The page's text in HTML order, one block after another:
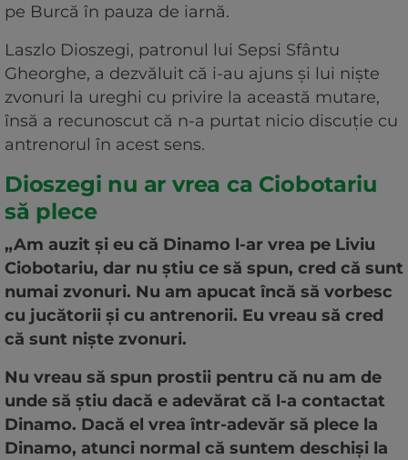
pe Burcă în pauza de iarnă.
Laszlo Dioszegi, patronul lui Sepsi Sfântu
Gheorghe, a dezvăluit că i-au ajuns și lui niște
zvonuri la ureghi cu privire la această mutare,
însă a recunoscut că n-a purtat nicio discuție cu
antrenorul în acest sens.
Dioszegi nu ar vrea ca Ciobotariu
să plece
„Am auzit și eu că Dinamo l-ar vrea pe Liviu
Ciobotariu, dar nu știu ce să spun, cred că sunt
numai zvonuri. Nu am apucat încă să vorbesc
cu jucătorii și cu antrenorii. Eu vreau să cred
că sunt niște zvonuri.
Nu vreau să spun prostii pentru că nu am de
unde să știu dacă e adevărat că l-a contactat
Dinamo. Dacă el vrea într-adevăr să plece la
Dinamo, atunci normal că suntem deschiși la